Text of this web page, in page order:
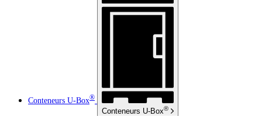
Conteneurs U-Box®
Conteneurs U-Box®